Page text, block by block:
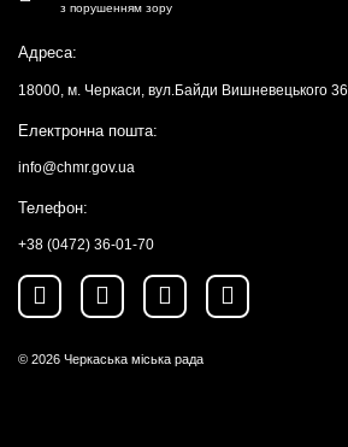
з порушенням зору
Адреса:
18000, м. Черкаси, вул.Байди Вишневецького 36
Електронна пошта:
info@chmr.gov.ua
Телефон:
+38 (0472) 36-01-70
© 2026 Черкаська міська рада